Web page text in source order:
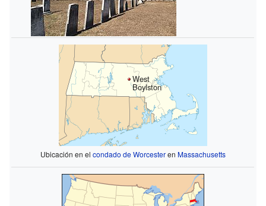
West
Boylston
Ubicación en el condado de Worcesteren Massachusetts